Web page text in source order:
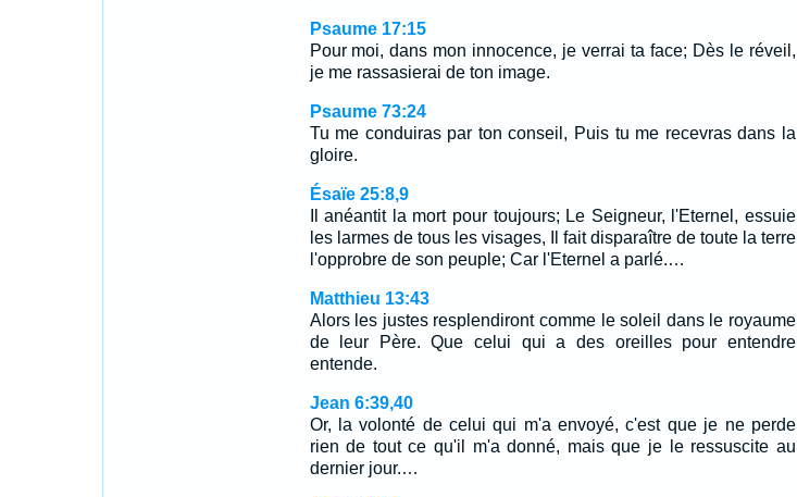
Psaume 17:15
Pour moi, dans mon innocence, je verrai ta face; Dès le réveil,
je me rassasierai de ton image.
Psaume 73:24
Tu me conduiras par ton conseil, Puis tu me recevras dans la
gloire.
Ésaïe 25:8,9
Il anéantit la mort pour toujours; Le Seigneur, l'Eternel, essuie
les larmes de tous les visages, Il fait disparaître de toute la terre
l'opprobre de son peuple; Car l'Eternel a parlé.…
Matthieu 13:43
Alors les justes resplendiront comme le soleil dans le royaume
de leur Père. Que celui qui a des oreilles pour entendre
entende.
Jean 6:39,40
Or, la volonté de celui qui m'a envoyé, c'est que je ne perde
rien de tout ce qu'il m'a donné, mais que je le ressuscite au
dernier jour.…